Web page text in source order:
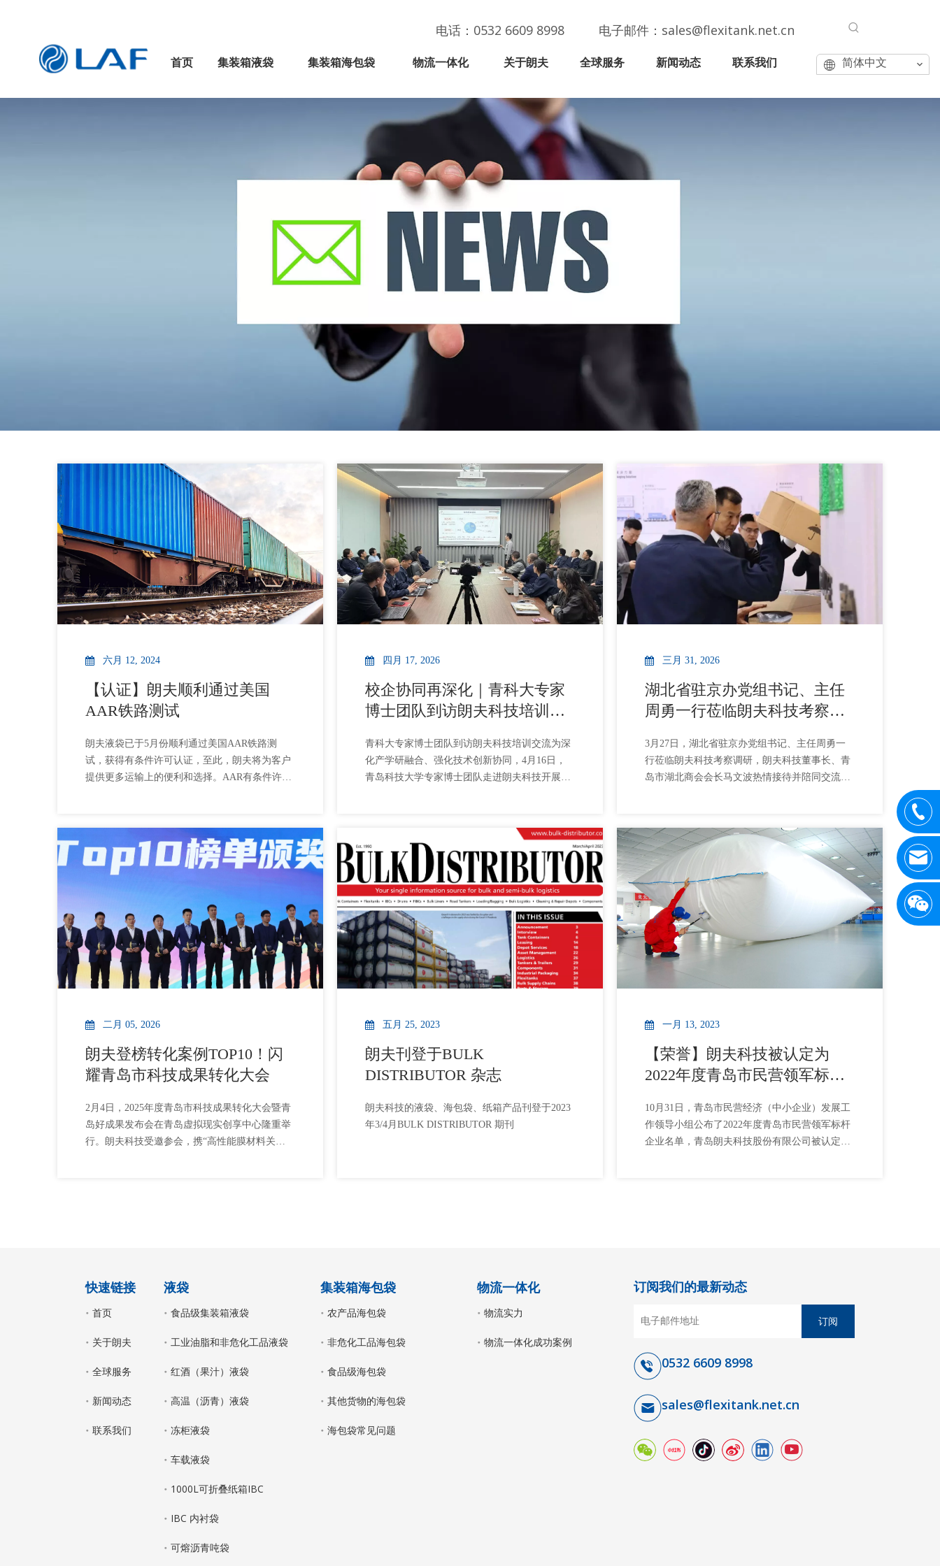
电话：0532 6609 8998 电子邮件： sales@flexitank.net.cn
首页 集装箱液袋 集装箱海包袋 物流一体化 关于朗夫 全球服务 新闻动态 联系我们 简体中文
六月 12, 2024
【认证】朗夫顺利通过美国
AAR铁路测试
朗夫液袋已于5月份顺利通过美国AAR铁路测
试，获得有条件许可认证，至此，朗夫将为客户
提供更多运输上的便利和选择。AAR有条件许可
朗夫科技一直致力于推动散装流体货物“散件杂
货”运输模式向“集装箱化”运输模式转变，引领散
装流体物流行业转型升级。用集装箱液袋代替传
统包装方式，帮助企业优化物流供应链，降本增
安全的守护者。朗夫液袋，铁路运输安全之选，
请与我们一起共创液体物流新篇章。
四月 17, 2026
校企协同再深化｜青科大专家
博士团队到访朗夫科技培训交
青科大专家博士团队到访朗夫科技培训交流为深
化产学研融合、强化技术创新协同，4月16日，
青岛科技大学专家博士团队走进朗夫科技开展专
流活动，本次交流聚焦高分子材料结构与性能调
控等核心技术方向深入研讨，有效推动学术成果
与产业实践对接。未来，朗夫科技将持续深化与
青科大的务实合作，加强校企联动，强化技术攻
关与人才共育，以产学研深度融合赋能企业高质
量发展。
三月 31, 2026
湖北省驻京办党组书记、主任
周勇一行莅临朗夫科技考察调
3月27日，湖北省驻京办党组书记、主任周勇一
行莅临朗夫科技考察调研，朗夫科技董事长、青
岛市湖北商会会长马文波热情接待并陪同交流。
发、核心产品及市场应用情况。董事长马文波向
考察团介绍，朗夫科技深耕散装流体包装领域近
20年，以集装箱液袋、海包袋、IBC纸箱、IBC内
衬袋为核心产品，为化工、食品等多领域散装流
体运输场景提供一体化包装解决方案，产品远销
全球100多个国家和地区，服务300多个港口，公
司凭借持续的自主创新能力和扎实的制造实力，
赢得国内外市场的广泛认可。考察期间，周勇主
任一行对朗夫科技的生产管理、技术水平和
二月 05, 2026
朗夫登榜转化案例TOP10！闪
耀青岛市科技成果转化大会
2月4日，2025年度青岛市科技成果转化大会暨青
岛好成果发布会在青岛虚拟现实创享中心隆重举
行。朗夫科技受邀参会，携“高性能膜材料关键技
高温液体安全运输高端包装材料的技术与市场空
白。目前，该成果已完成从技术研发到规模化销
五月 25, 2023
朗夫刊登于BULK
DISTRIBUTOR 杂志
朗夫科技的液袋、海包袋、纸箱产品刊登于2023
年3/4月BULK DISTRIBUTOR 期刊
一月 13, 2023
【荣誉】朗夫科技被认定为
2022年度青岛市民营领军标杆
10月31日，青岛市民营经济（中小企业）发展工
作领导小组公布了2022年度青岛市民营领军标杆
企业名单，青岛朗夫科技股份有限公司被认定为
快速链接
首页
关于朗夫
全球服务
新闻动态
联系我们
液袋
食品级集装箱液袋
工业油脂和非危化工品液袋
红酒（果汁）液袋
高温（沥青）液袋
冻柜液袋
车载液袋
1000L可折叠纸箱IBC
IBC 内衬袋
可熔沥青吨袋
集装箱海包袋
农产品海包袋
非危化工品海包袋
食品级海包袋
其他货物的海包袋
海包袋常见问题
物流一体化
物流实力
物流一体化成功案例
订阅我们的最新动态
订阅
0532 6609 8998
sales@flexitank.net.cn